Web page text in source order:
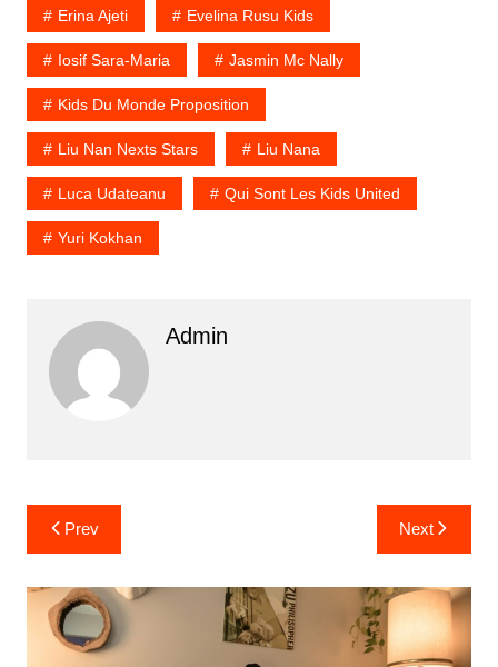
Erina Ajeti Evelina Rusu Kids
Iosif Sara-Maria Jasmin Mc Nally
Kids Du Monde Proposition
Liu Nan Nexts Stars Liu Nana
Luca Udateanu Qui Sont Les Kids United
Yuri Kokhan
Admin
Prev Next